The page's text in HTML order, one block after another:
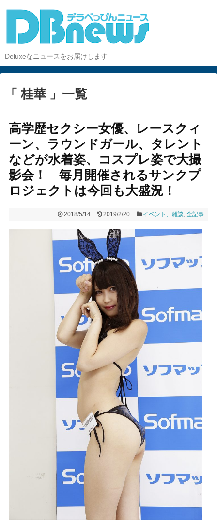
Deluxeなニュースをお届けします
「 桂華 」一覧
高学歴セクシー女優、レースクィ
ーン、ラウンドガール、タレント
などが水着姿、コスプレ姿で大撮
影会！ 毎月開催されるサンクプ
ロジェクトは今回も大盛況！
2018/5/14 2019/2/20 イベント、雑談,全記事